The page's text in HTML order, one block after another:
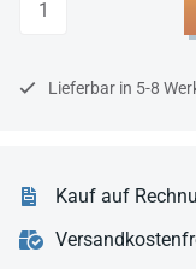
Lieferbar in 5-8
Kauf auf